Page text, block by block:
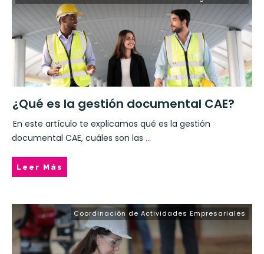
¿Qué es la gestión documental CAE?
En este artículo te explicamos qué es la gestión
documental CAE, cuáles son las ...
Leer Más
Coordinación de Actividades Empresariales